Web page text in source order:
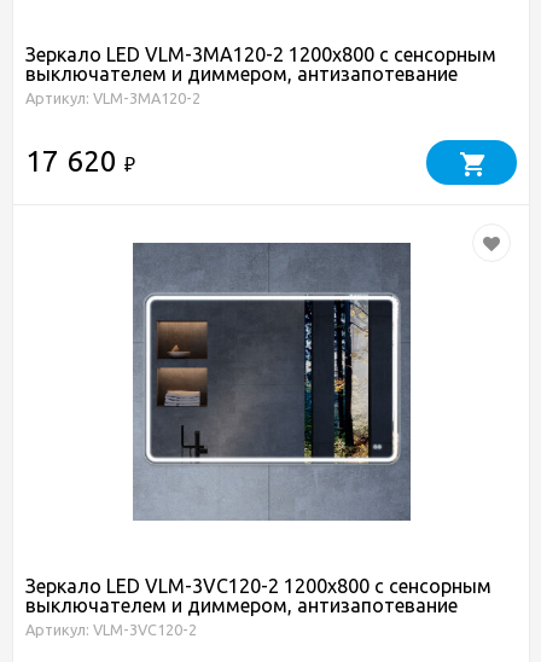
Зеркало LED VLM-3MA120-2 1200х800 c сенсорным
выключателем и диммером, антизапотевание
Артикул: VLM-3MA120-2
17 620 ₽
Зеркало LED VLM-3VC120-2 1200х800 c сенсорным
выключателем и диммером, антизапотевание
Артикул: VLM-3VC120-2